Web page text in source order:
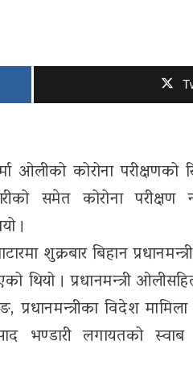
ओलीको कोरोना
समेत कोरोना
।
शुक्रबार बिहान
थियो । प्रधानमन्त्री
विदेश
भण्डारी लगायतको